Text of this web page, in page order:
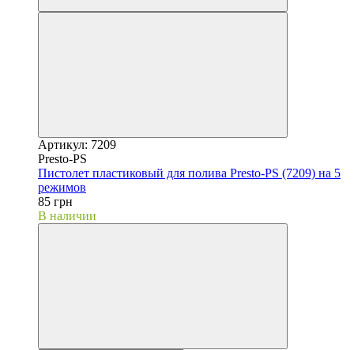
Артикул: 7209
Presto-PS
Пистолет пластиковый для полива Presto-PS (7209) на 5
режимов
85 грн
В наличии